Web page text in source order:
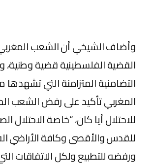
وأضاف الشيخي أن الشعب
القضية الفلسطينية قضية وطنية،
التضامنية المتزامنة التي
المغربي تأكيد على رفض الشعب
للاحتلال أيا كان، “خاصة الاحتلال
للقدس والأقصى وكافة الأراضي
ورفضه للتطبيع ولكل الاتفاقات